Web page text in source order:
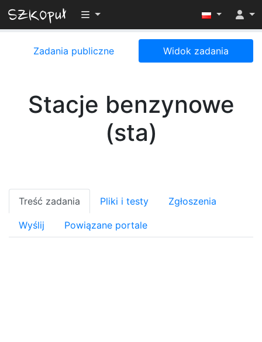
Przełącz widoczność menu
Zadania publiczne Widok zadania
Stacje benzynowe
(sta)
Treść zadania Pliki i testy Zgłoszenia
Wyślij Powiązane portale